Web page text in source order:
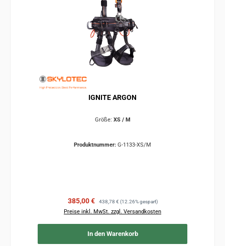
IGNITE ARGON
Größe: XS / M
Produktnummer: G-1133-XS/M
Verkaufspreis:
385,00 € Regulärer Preis:
438,78 € (12.26% gespart)
Preise inkl. MwSt. zzgl. Versandkosten
In den Warenkorb